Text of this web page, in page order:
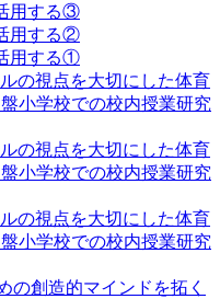
用する③
用する②
用する①
の視点を大切にした体育
小学校での校内授業研究
の視点を大切にした体育
小学校での校内授業研究
の視点を大切にした体育
小学校での校内授業研究
の創造的マインドを拓く